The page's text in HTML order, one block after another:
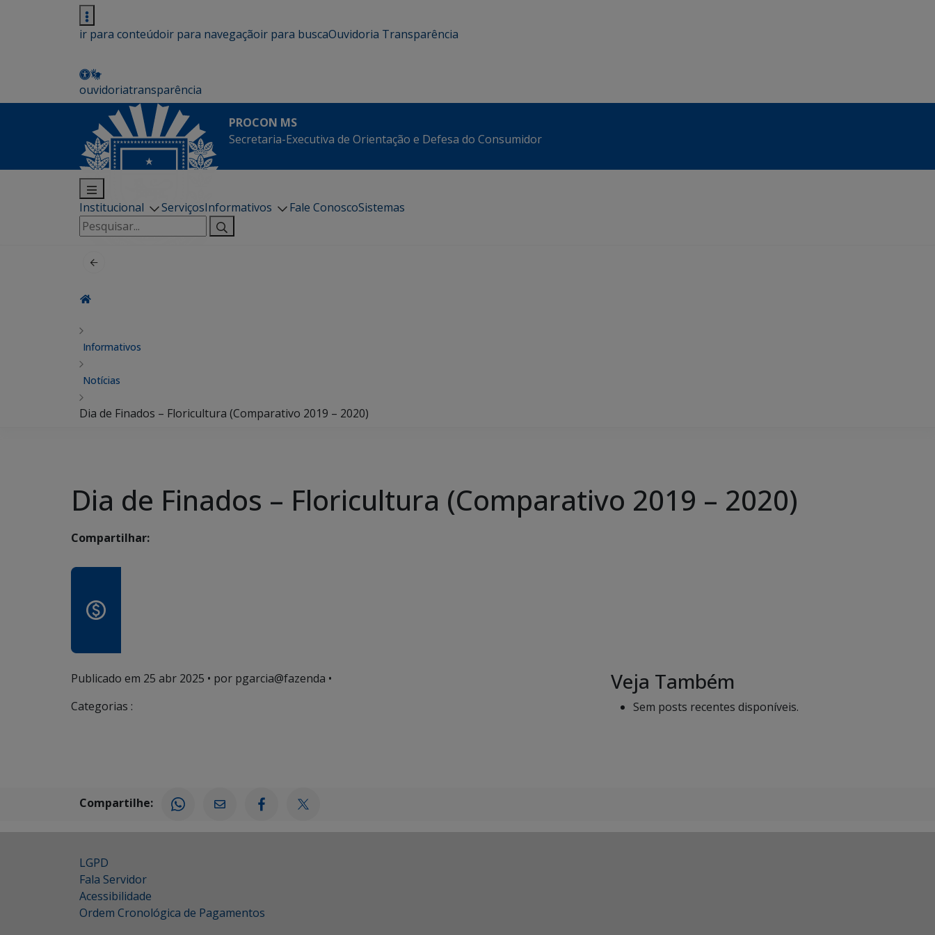
ir para conteúdoir para navegaçãoir para buscaOuvidoria Transparência
ouvidoriatransparência
PROCON MS
Secretaria-Executiva de Orientação e Defesa do Consumidor
Institucional ServiçosInformativos Fale ConoscoSistemas
Pesquisar
por:
Informativos
Notícias
Dia de Finados – Floricultura (Comparativo 2019 – 2020)
Dia de Finados – Floricultura (Comparativo 2019 – 2020)
Compartilhar:
Publicado em 25 abr 2025 • por pgarcia@fazenda •
Categorias :
Veja Também
Sem posts recentes disponíveis.
Compartilhe:
LGPD
Fala Servidor
Acessibilidade
Ordem Cronológica de Pagamentos